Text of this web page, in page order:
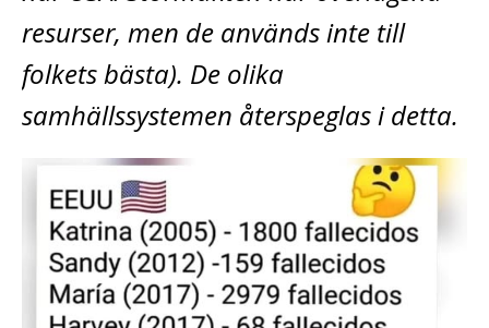
resurser, men de används inte till
folkets bästa). De olika
samhällssystemen återspeglas i detta.